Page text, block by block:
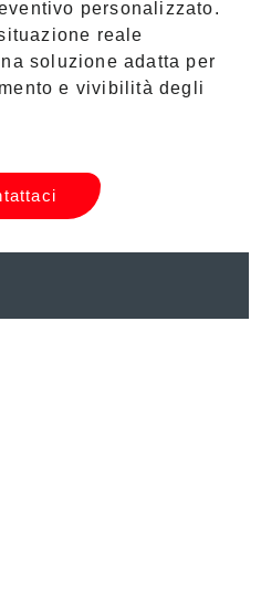
personalizzato.
reale
soluzione adatta per
e vivibilità degli